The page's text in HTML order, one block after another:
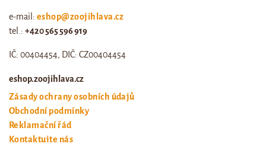
e-mail: eshop@zoojihlava.cz
tel.: +420 565 596 919
IČ: 00404454, DIČ: CZ00404454
eshop.zoojihlava.cz
Zásady ochrany osobních údajů
Obchodní podmínky
Reklamační řád
Kontaktujte nás